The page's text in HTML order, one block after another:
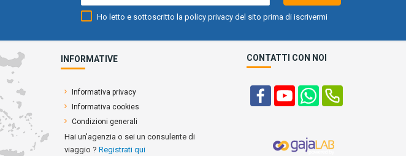
Ho letto e sottoscritto la policy privacy del sito prima di iscrivermi
CONTATTI CON NOI
INFORMATIVE
Informativa privacy
Informativa cookies
Condizioni generali
Hai un'agenzia o sei un consulente di
viaggio ? Registrati qui